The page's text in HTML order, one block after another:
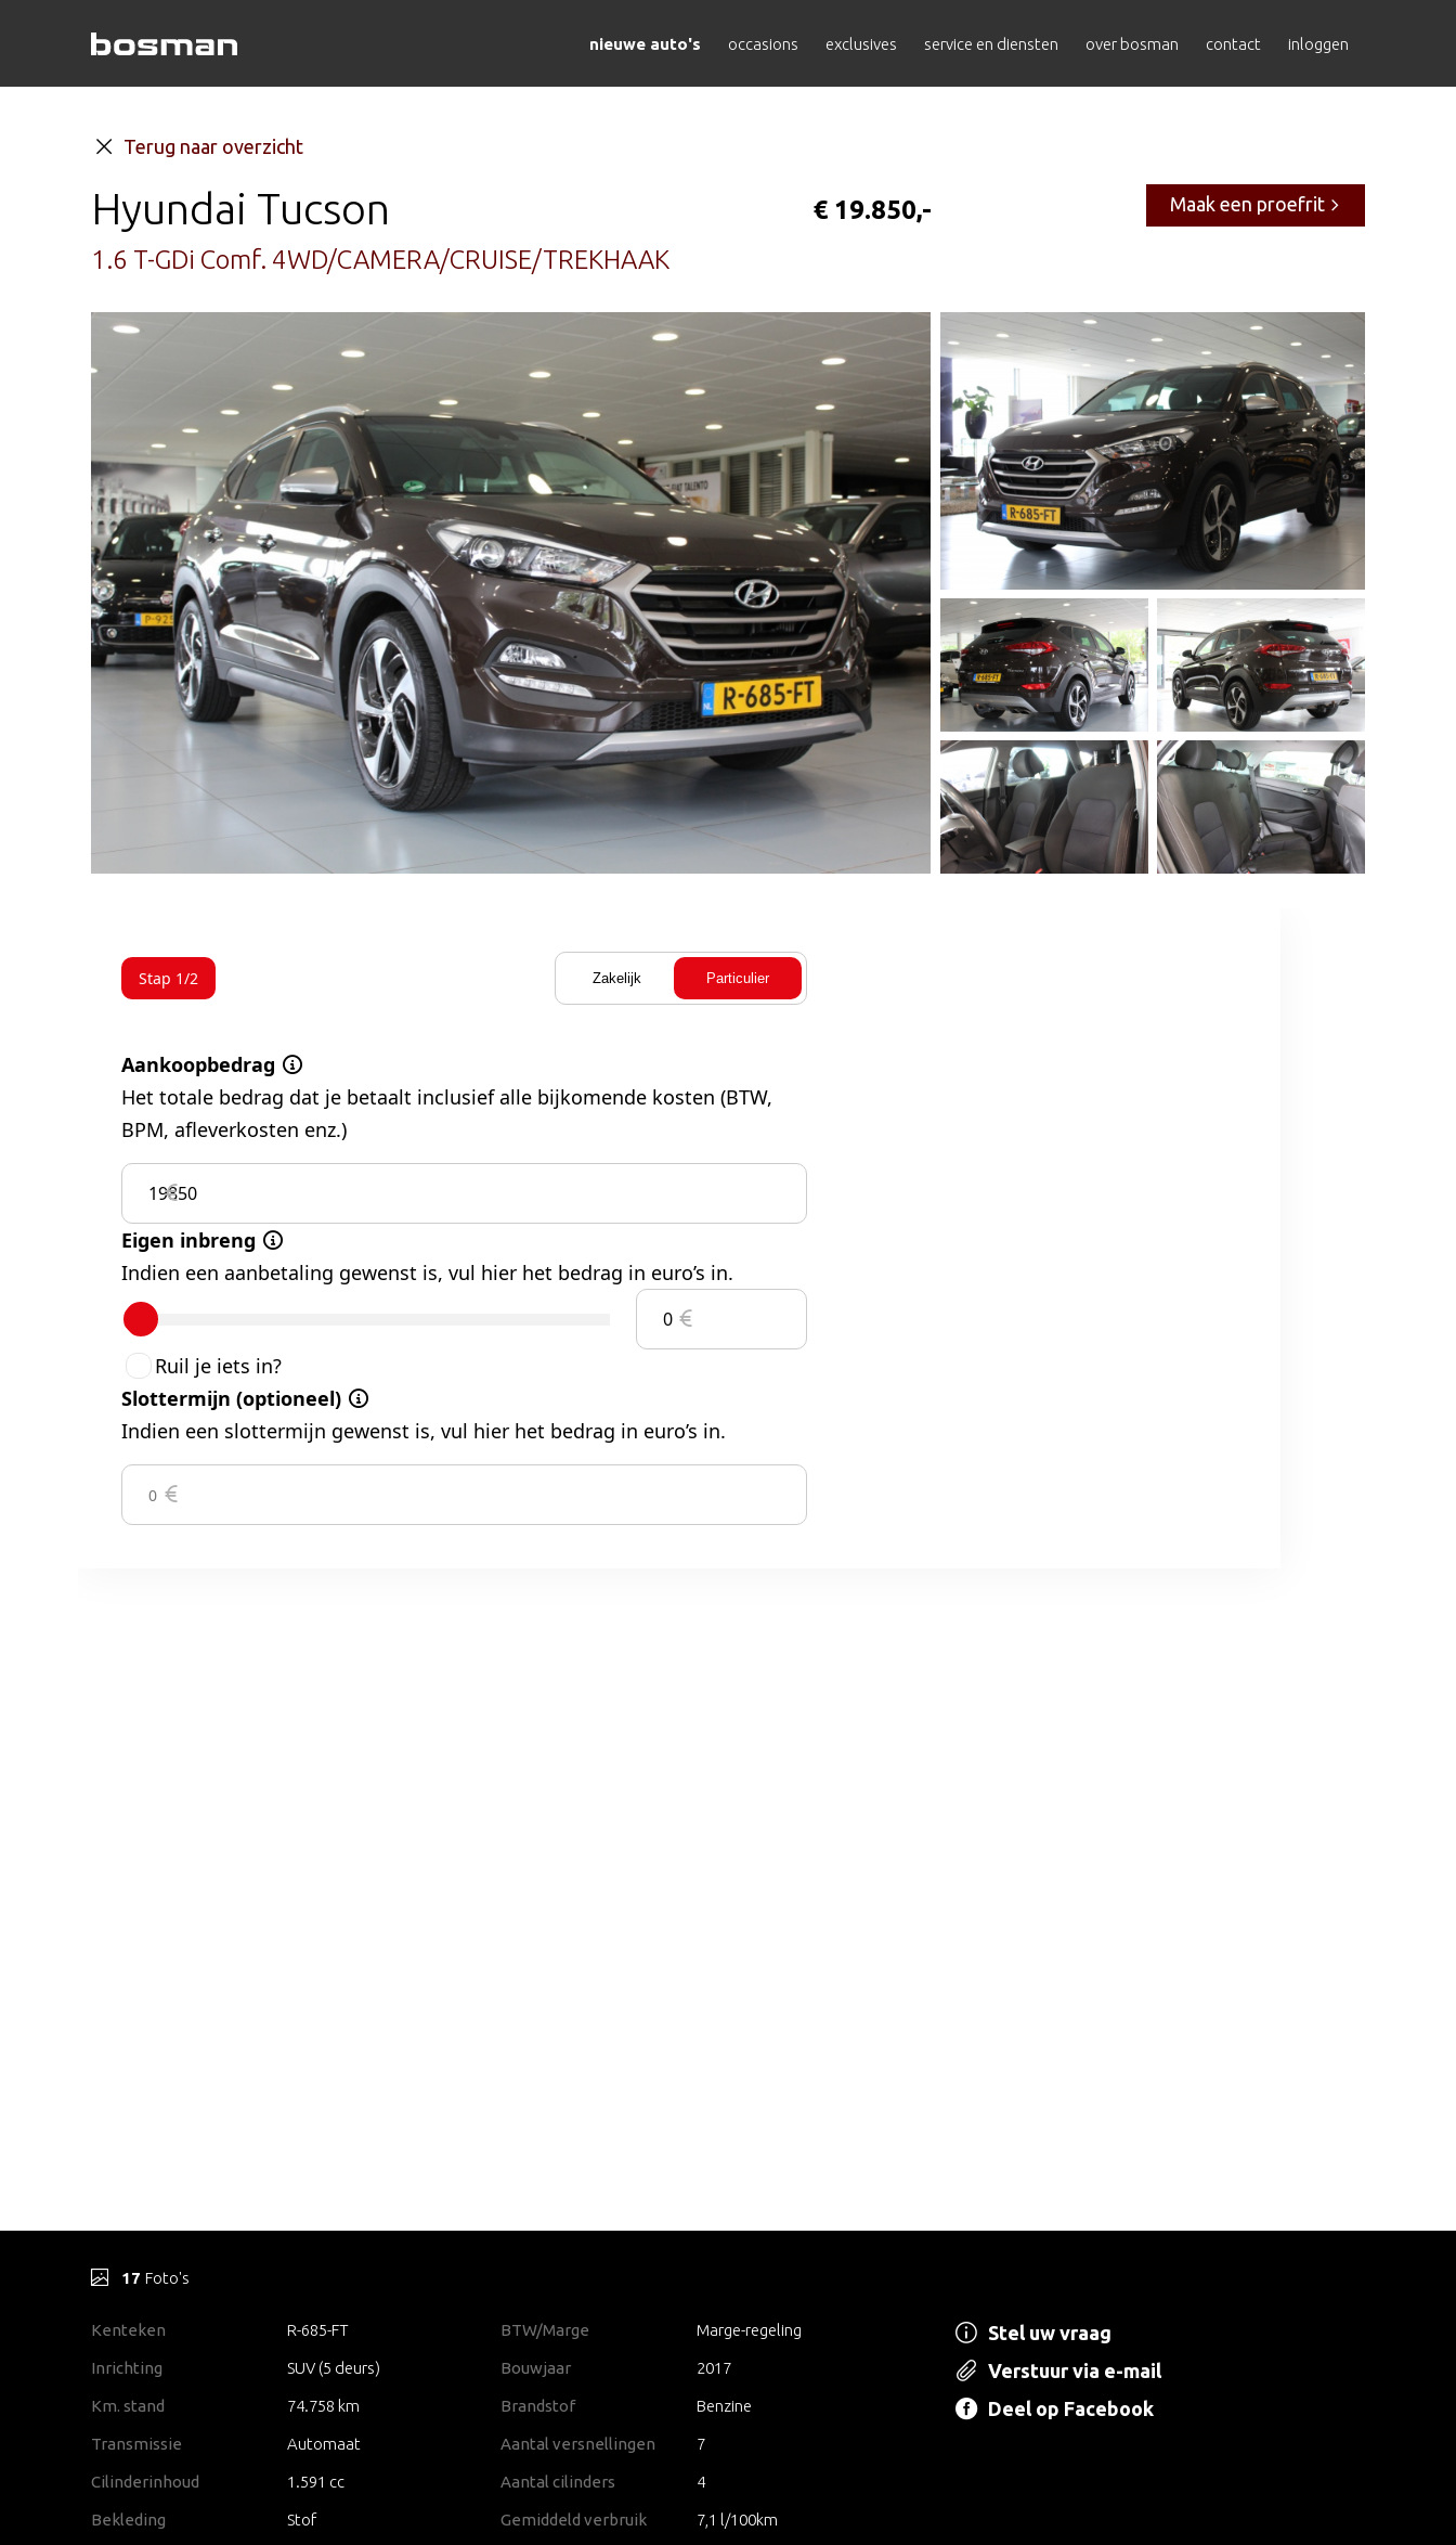
nieuwe auto's occasions exclusives service en diensten over bosman contact inloggen
Hyundai Tucson
€ 19.850,-
1.6 T-GDi Comf. 4WD/CAMERA/CRUISE/TREKHAAK
Maak een proefrit
Terug naar overzicht
17 Foto's
Kenteken R-685-FT BTW/Marge Marge-regeling
Inrichting SUV (5 deurs) Bouwjaar 2017
Km. stand 74.758 km Brandstof Benzine
Transmissie Automaat Aantal versnellingen 7
Cilinderinhoud 1.591 cc Aantal cilinders 4
Bekleding Stof Gemiddeld verbruik 7,1 l/100km
Stel uw vraag
Verstuur via e-mail
Deel op Facebook